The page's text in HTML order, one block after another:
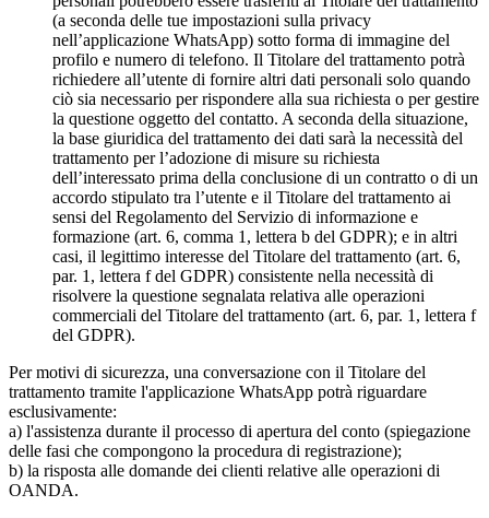
(a seconda delle tue impostazioni sulla privacy
nell’applicazione WhatsApp) sotto forma di immagine del
profilo e numero di telefono. Il Titolare del trattamento potrà
richiedere all’utente di fornire altri dati personali solo quando
ciò sia necessario per rispondere alla sua richiesta o per gestire
la questione oggetto del contatto. A seconda della situazione,
la base giuridica del trattamento dei dati sarà la necessità del
trattamento per l’adozione di misure su richiesta
dell’interessato prima della conclusione di un contratto o di un
accordo stipulato tra l’utente e il Titolare del trattamento ai
sensi del Regolamento del Servizio di informazione e
formazione (art. 6, comma 1, lettera b del GDPR); e in altri
casi, il legittimo interesse del Titolare del trattamento (art. 6,
par. 1, lettera f del GDPR) consistente nella necessità di
risolvere la questione segnalata relativa alle operazioni
commerciali del Titolare del trattamento (art. 6, par. 1, lettera f
del GDPR).
Per motivi di sicurezza, una conversazione con il Titolare del
trattamento tramite l'applicazione WhatsApp potrà riguardare
esclusivamente:
a) l'assistenza durante il processo di apertura del conto (spiegazione
delle fasi che compongono la procedura di registrazione);
b) la risposta alle domande dei clienti relative alle operazioni di
OANDA.